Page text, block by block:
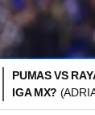
PUMAS VS
IGA MX?